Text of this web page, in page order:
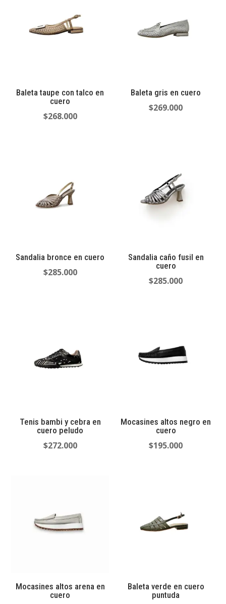
Baleta taupe con talco en
cuero
$268.000
Baleta gris en cuero
$269.000
Sandalia bronce en cuero
$285.000
Sandalia caño fusil en
cuero
$285.000
Tenis bambi y cebra en
cuero peludo
$272.000
Mocasines altos negro en
cuero
$195.000
Mocasines altos arena en
cuero
Baleta verde en cuero
puntuda